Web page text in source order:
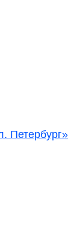
Петербург»